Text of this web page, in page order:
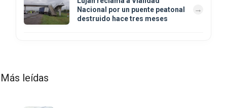
Nacional por un puente peatonal
destruido hace tres meses
Más leídas